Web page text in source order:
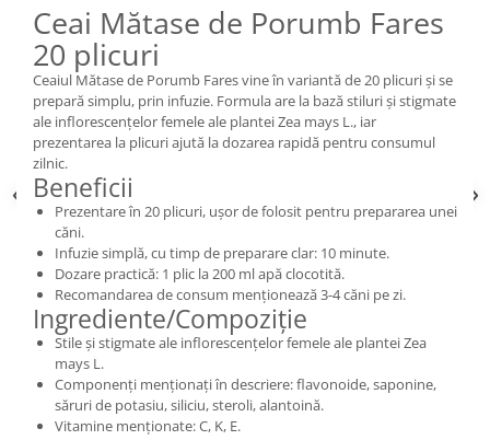
Ceai Mătase de Porumb Fares
20 plicuri
Ceaiul Mătase de Porumb Fares vine în variantă de 20 plicuri și se
prepară simplu, prin infuzie. Formula are la bază stiluri și stigmate
ale inflorescențelor femele ale plantei Zea mays L., iar
prezentarea la plicuri ajută la dozarea rapidă pentru consumul
zilnic.
Beneficii
Prezentare în 20 plicuri, ușor de folosit pentru prepararea unei
căni.
Infuzie simplă, cu timp de preparare clar: 10 minute.
Dozare practică: 1 plic la 200 ml apă clocotită.
Recomandarea de consum menționează 3-4 căni pe zi.
Ingrediente/Compoziție
Stile și stigmate ale inflorescențelor femele ale plantei Zea
mays L.
Componenți menționați în descriere: flavonoide, saponine,
săruri de potasiu, siliciu, steroli, alantoină.
Vitamine menționate: C, K, E.